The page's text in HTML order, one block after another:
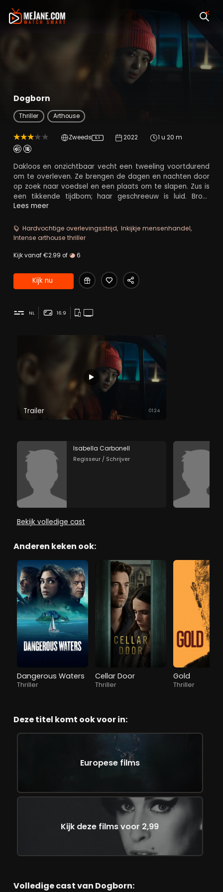
Dogborn
Thriller Arthouse
Zweeds 5.1 2022 1 u 20 m
Dakloos en onzichtbaar vecht een tweeling voortdurend
om te overleven. Ze brengen de dagen en nachten door
op zoek naar voedsel en een plaats om te slapen. Zus is
een tikkende tijdbom; haar geschreeuw is luid. Broer
daarentegen spreekt niet, maar kropt alles op. Wanneer
wat een netwerk van mensenhandelaars blijkt te zijn,
accepteren ze dat.
Lees meer
Hardvochtige overlevingsstrijd Inkijkje mensenhandel
Intense arthouse thriller
Kijk vanaf €2.99 of 6
Kijk nu
NL 16:9
Trailer 01:24
Isabella Carbonell
Regisseur / Schrijver
Bekijk volledige cast
Anderen keken ook:
Dangerous Waters
Thriller
Cellar Door
Thriller
Gold
Thriller
Deze titel komt ook voor in:
Europese films
Kijk deze films voor 2,99
Volledige cast van Dogborn: